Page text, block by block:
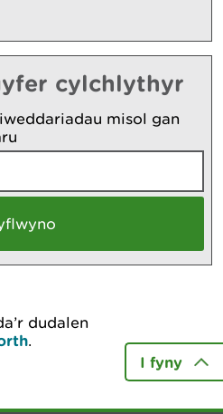
cylchlythyr
misol gan
dudalen
.
I fyny